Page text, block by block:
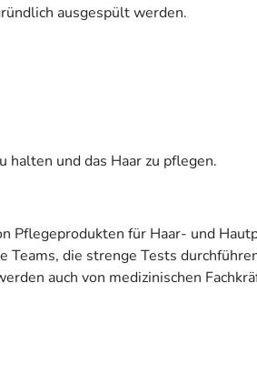
ausgespült werden.
und das Haar zu pflegen.
Pflegeprodukten für Haar- und
Teams, die strenge Tests
auch von medizinischen